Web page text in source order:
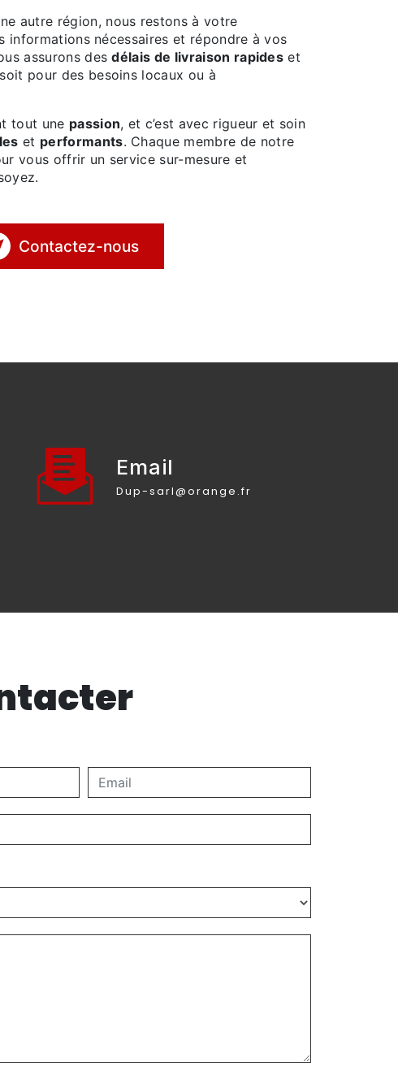
autre région, nous restons à votre
nécessaires et répondre à vos
assurons desdélais de livraison rapides et
pour des besoins locaux ou à
tout une passion, et c’est avec rigueur et soin
et performants. Chaque membre de notre
vous offrir un service sur-mesure et
Contactez-nous
Email
dup-sarl@orange.fr